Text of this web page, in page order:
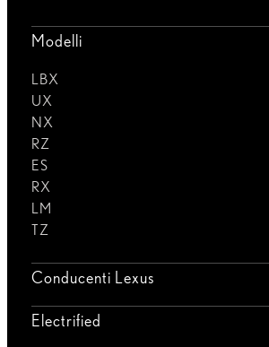
Modelli
LBX
UX
NX
RZ
ES
RX
LM
TZ
Conducenti Lexus
Electrified